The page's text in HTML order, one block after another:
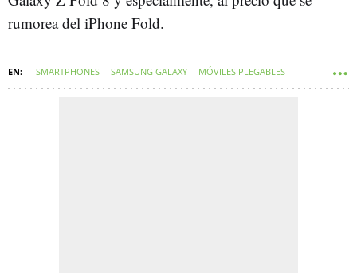
rumorea del iPhone Fold.
SMARTPHONES SAMSUNG GALAXY MÓVILES PLEGABLES